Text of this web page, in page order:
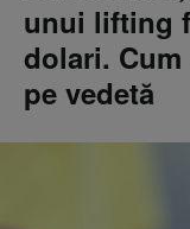
unui lifting
dolari.
pe vedetă